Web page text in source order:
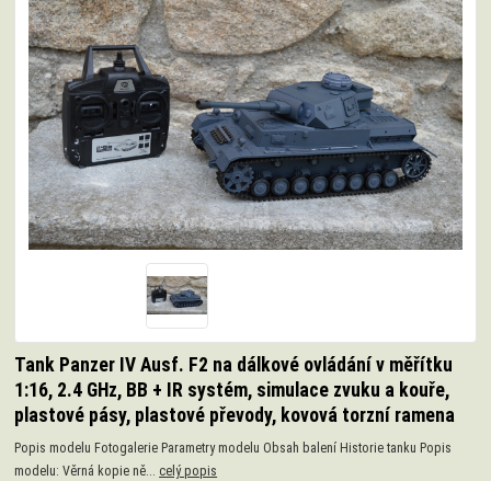
Tank Panzer IV Ausf. F2 na dálkové ovládání v měřítku
1:16, 2.4 GHz, BB + IR systém, simulace zvuku a kouře,
plastové pásy, plastové převody, kovová torzní ramena
Popis modelu Fotogalerie Parametry modelu Obsah balení Historie tanku Popis
modelu: Věrná kopie ně... celý popis